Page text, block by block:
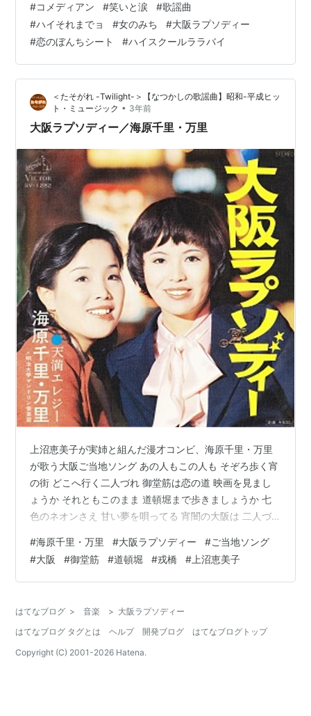
ものであるが、もはたお笑いタレントを見ても笑えな
い、というほどの事態になってしまっている。 今回、当
ブログで取り上げているコメディアンの歌う曲をピック
アップしてみたところ、特に80年代以降の曲について
は、自分が子どもだった頃に聴いた懐かしい曲であり、
今聴いても顔が自然に笑顔になってしまう。 …
#コメディアン #笑いと涙 #歌謡曲
#ハイそれまでョ #女のみち #大阪ラプソディー
#恋のぼんちシート #ハイスクールララバイ
＜たそがれ -Twilight-＞【なつかしの歌謡曲】昭和-平成ヒッ
ト・ミュージック • 3年前
大阪ラプソディー／海原千里・万里
上沼恵美子が実姉と組んだ漫才コンビ、海原千里・万里
が歌う大阪ご当地ソング あの人もこの人も そぞろ歩く宵
の街 どこへ行く二人づれ 御堂筋は恋の道 映画を見まし
ょうか それともこのまま 道頓堀まで歩きましょうか 七
色のネオンさえ 甘い夢を唄ってる 宵闇の大阪は 二人づ
ー アーチスト 海原千里・万里 作詞 山上路夫 作曲 猪俣公
章 編曲 藤田はじめ リリース 1976/2/25 レコード会社 ビ
クター音楽産業 最高位 オリコン24位 ＜ほかの動画も見
が歌う「大阪ラプソディー」 w…
#海原千里・万里 #大阪ラプソディー #ご当地ソング
#大阪 #御堂筋 #道頓堀 #戎橋 # 上沼恵美子
はてなブログ > 音楽 > 大阪ラプソディー
はてなブログ タグとは
ヘルプ 開発ブログ
はてなブログトップ
Copyright (C) 2001-2026 Hatena.